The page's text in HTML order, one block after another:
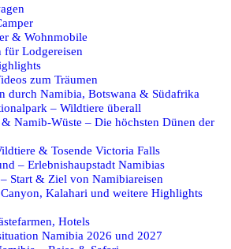
& Wohnmobile
für Lodgereisen
zum Träumen
durch Namibia, Botswana & Südafrika
– Wildtiere überall
& Namib-Wüste – Die höchsten Dünen der
& Tosende Victoria Falls
– Erlebnishaupstadt Namibias
Start & Ziel von Namibiareisen
Kalahari und weitere Highlights
Hotels
Namibia 2026 und 2027